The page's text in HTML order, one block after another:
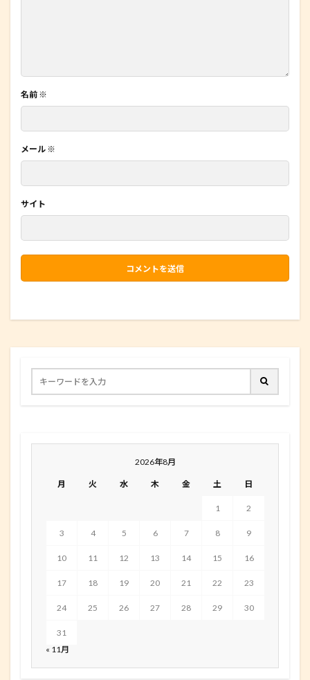
名前 ※
メール ※
サイト
2026年8月
月 火 水 木 金 土 日
1 2
3 4 5 6 7 8 9
10 11 12 13 14 15 16
17 18 19 20 21 22 23
24 25 26 27 28 29 30
31
« 11月